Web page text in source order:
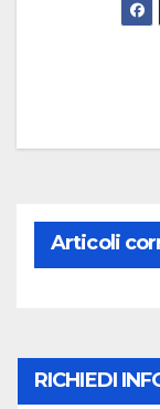
Articoli
RICHIEDI